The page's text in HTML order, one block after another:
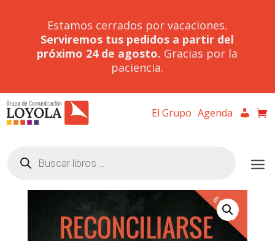
Estamos cerrados por vacaciones.
Serviremos tus pedidos a partir del
próximo 24 de agosto. Gracias por la
paciencia.
El Grupo Agenda
productos